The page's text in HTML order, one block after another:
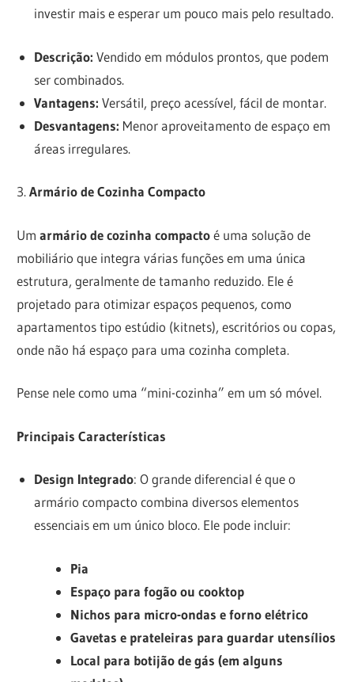
investir mais e esperar um pouco mais pelo resultado.
Descrição: Vendido em módulos prontos, que podem
ser combinados.
Vantagens: Versátil, preço acessível, fácil de montar.
Desvantagens: Menor aproveitamento de espaço em
áreas irregulares.
3.Armário de Cozinha Compacto
Umarmário de cozinha compactoé uma solução de
mobiliário que integra várias funções em uma única
estrutura, geralmente de tamanho reduzido. Ele é
projetado para otimizar espaços pequenos, como
apartamentos tipo estúdio (kitnets), escritórios ou copas,
onde não há espaço para uma cozinha completa.
Pense nele como uma “mini-cozinha” em um só móvel.
Principais Características
Design Integrado: O grande diferencial é que o
armário compacto combina diversos elementos
essenciais em um único bloco. Ele pode incluir:
Pia
Espaço para fogão ou cooktop
Nichos para micro-ondas e forno elétrico
Gavetas e prateleiras para guardar utensílios
Local para botijão de gás (em alguns